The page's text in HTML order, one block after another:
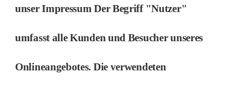
unser Impressum Der Begriff "Nutzer"
umfasst alle Kunden und Besucher unseres
Onlineangebotes. Die verwendeten